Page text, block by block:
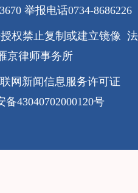
举报电话0734-8686226
权禁止复制或建立镜像 法
京律师事务所
网新闻信息服务许可证
备43040702000120号